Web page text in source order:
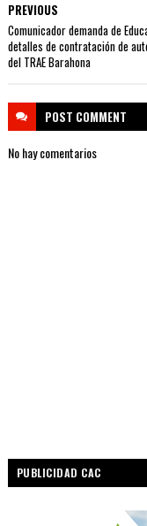
PREVIOUS
Comunicador demanda de
detalles de contratación de
del TRAE Barahona
POST COMMENT
No hay comentarios
PUBLICIDAD CAC